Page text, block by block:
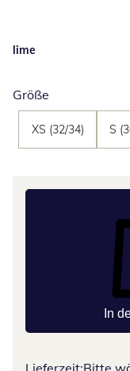
lime
Größe
XS (32/34) S
In
Lieferzeit:Bitte